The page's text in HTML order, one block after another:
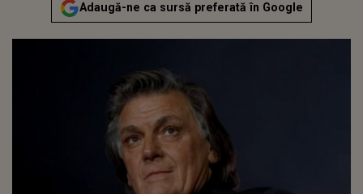
Adaugă-ne ca sursă preferată în Google